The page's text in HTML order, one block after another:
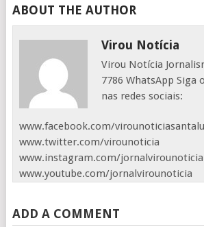
ABOUT THE AUTHOR
Virou Notícia
Virou Notícia
7786 WhatsApp Siga
nas redes sociais:
www.facebook.com/
www.twitter.com/virounoticia
www.instagram.com/jornalvirounoticia
www.youtube.com/jornalvirounoticia
ADD A COMMENT